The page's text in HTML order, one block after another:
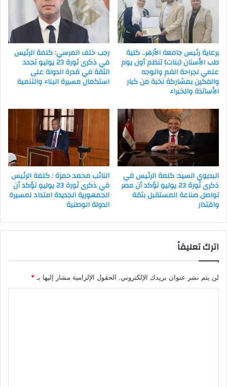
برعاية رئيس جامعة الأزهر.. كلية
طب الأسنان (بنات) تنظم أول يوم
علمي لجراحة الفم والوجه
والفكين بمشاركة نخبة من كبار
الأساتذة والخبراء
رجب خلف المرسي: كلمة الرئيس
في ذكرى ثورة 23 يوليو تجدد
الثقة في قدرة الدولة على
استكمال مسيرة البناء والتنمية
البديوي السيد: كلمة الرئيس في
ذكرى ثورة 23 يوليو تؤكد أن مصر
تواصل صناعة المستقبل بثقة
واقتدار
النائب محمد حمزة : كلمة الرئيس
في ذكرى ثورة 23 يوليو تؤكد أن
الجمهورية الجديدة امتداد لمسيرة
الدولة الوطنية
اترك تعليقاً
لن يتم نشر عنوان بريدك الإلكتروني. الحقول الإلزامية مشار إليها بـ*